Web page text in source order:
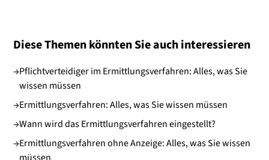
Diese Themen könnten Sie auch interessieren
→Pflichtverteidiger im Ermittlungsverfahren: Alles, was Sie
wissen müssen
→Ermittlungsverfahren: Alles, was Sie wissen müssen
→Wann wird das Ermittlungsverfahren eingestellt?
→Ermittlungsverfahren ohne Anzeige: Alles, was Sie wissen